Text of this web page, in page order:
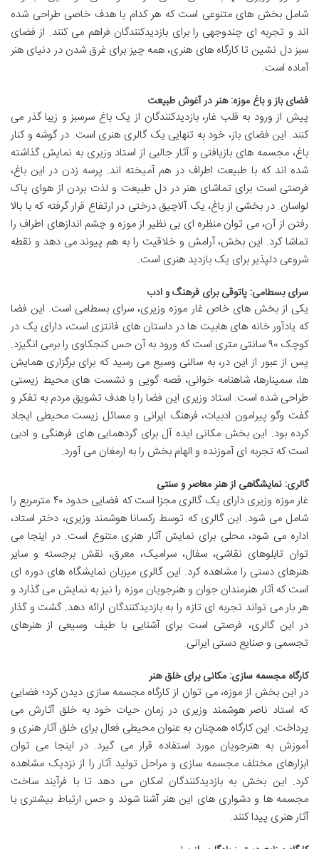
شامل بخش های متنوعی است که هر کدام با هدف خاصی طراحی شده
اند و تجربه ای چندوجهی را برای بازدیدکنندگان فراهم می کنند. از فضای
سبز دل نشین تا کارگاه های هنری، همه چیز برای غرق شدن در دنیای هنر
آماده است.
فضای باز و باغ موزه: هنر در آغوش طبیعت
پیش از ورود به قلب غار، بازدیدکنندگان از یک باغ سرسبز و زیبا گذر می
کنند. این فضای باز، خود به تنهایی یک گالری هنری است. در گوشه و کنار
باغ، مجسمه های بازیافتی و آثار جالبی از استاد وزیری به نمایش گذاشته
شده اند که با طبیعت اطراف در هم آمیخته اند. پرسه زدن در این باغ،
فرصتی است برای تماشای هنر در دل طبیعت و لذت بردن از هوای پاک
لواسان. در بخشی از باغ، یک آلاچیق درختی در ارتفاع قرار گرفته که با بالا
رفتن از آن، می توان منظره ای بی نظیر از موزه و چشم اندازهای اطراف را
تماشا کرد. این بخش، آرامش و خلاقیت را به هم پیوند می دهد و نقطه
شروعی دلپذیر برای یک بازدید هنری است.
سرای بسطامی: پاتوقی برای فرهنگ و ادب
یکی از بخش های خاص غار موزه وزیری، سرای بسطامی است. این فضا
که یادآور خانه های هابیت ها در داستان های فانتزی است، دارای یک در
کوچک ۹۰ سانتی متری است که ورود به آن حس کنجکاوی را برمی انگیزد.
پس از عبور از این در، به سالنی وسیع می رسید که برای برگزاری همایش
ها، سمینارها، شاهنامه خوانی، قصه گویی و نشست های محیط زیستی
طراحی شده است. استاد وزیری این فضا را با هدف تشویق مردم به تفکر و
گفت وگو پیرامون ادبیات، فرهنگ ایرانی و مسائل زیست محیطی ایجاد
کرده بود. این بخش مکانی ایده آل برای گردهمایی های فرهنگی و ادبی
است که تجربه ای آموزنده و الهام بخش را به ارمغان می آورد.
گالری: نمایشگاهی از هنر معاصر و سنتی
غار موزه وزیری دارای یک گالری مجزا است که فضایی حدود ۴۰ مترمربع را
شامل می شود. این گالری که توسط رکسانا هوشمند وزیری، دختر استاد،
اداره می شود، محلی برای نمایش آثار هنری متنوع است. در اینجا می
توان تابلوهای نقاشی، سفال، سرامیک، معرق، نقش برجسته و سایر
هنرهای دستی را مشاهده کرد. این گالری میزبان نمایشگاه های دوره ای
است که آثار هنرمندان جوان و هنرجویان موزه را نیز به نمایش می گذارد و
هر بار می تواند تجربه ای تازه را به بازدیدکنندگان ارائه دهد. گشت و گذار
در این گالری، فرصتی است برای آشنایی با طیف وسیعی از هنرهای
تجسمی و صنایع دستی ایرانی.
کارگاه مجسمه سازی: مکانی برای خلق هنر
در این بخش از موزه، می توان از کارگاه مجسمه سازی دیدن کرد؛ فضایی
که استاد ناصر هوشمند وزیری در زمان حیات خود به خلق آثارش می
پرداخت. این کارگاه همچنان به عنوان محیطی فعال برای خلق آثار هنری و
آموزش به هنرجویان مورد استفاده قرار می گیرد. در اینجا می توان
ابزارهای مختلف مجسمه سازی و مراحل تولید آثار را از نزدیک مشاهده
کرد. این بخش به بازدیدکنندگان امکان می دهد تا با فرآیند ساخت
مجسمه ها و دشواری های این هنر آشنا شوند و حس ارتباط بیشتری با
آثار هنری پیدا کنند.